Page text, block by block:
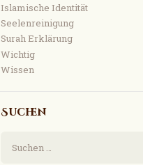
Islamische Identität
Seelenreinigung
Surah Erklärung
Wichtig
Wissen
Suchen
nach: